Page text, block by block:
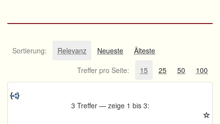
Sortierung: Relevanz Neueste
Älteste
Treffer pro Seite:
15 25 50 100
3 Treffer — zeige 1 bis 3: